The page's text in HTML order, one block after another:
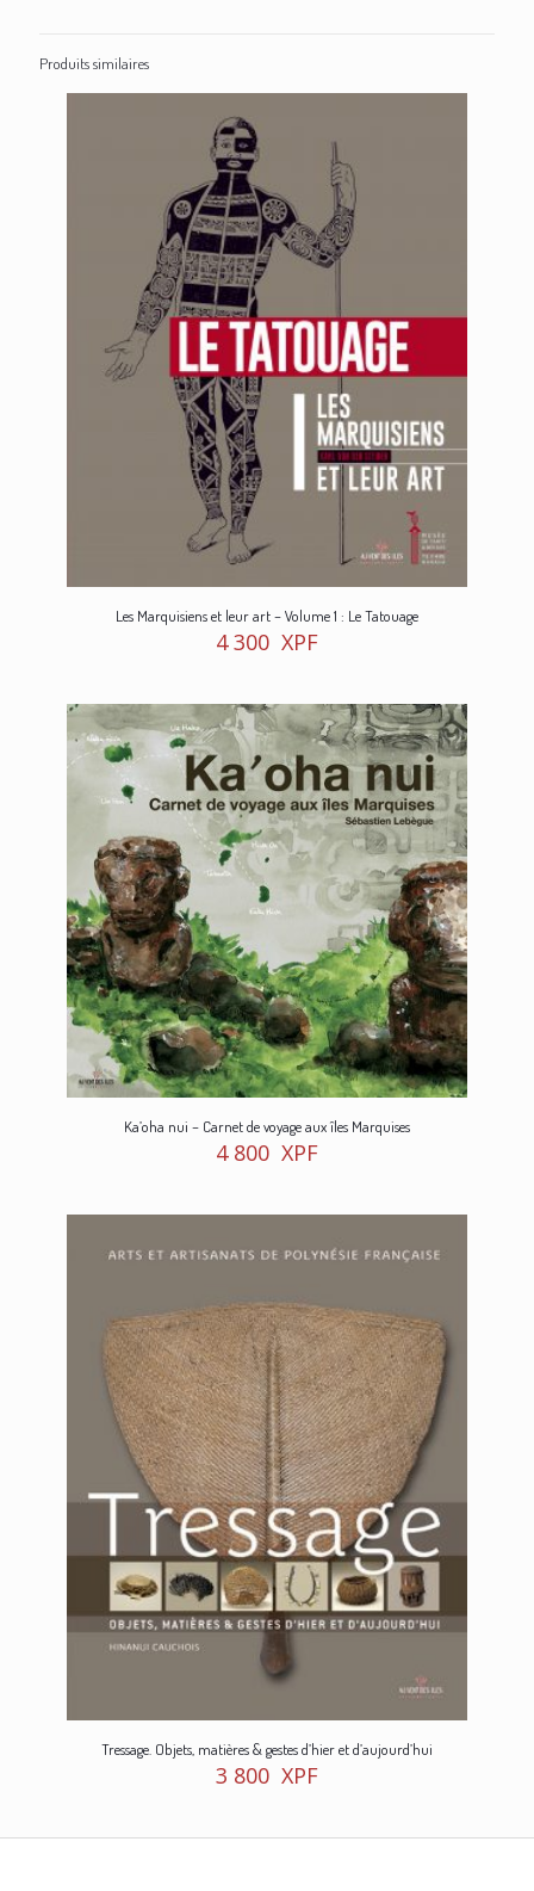
Produits similaires
Les Marquisiens et leur art – Volume 1 : Le Tatouage
4 300 XPF
Ka’oha nui – Carnet de voyage aux îles Marquises
4 800 XPF
Tressage. Objets, matières & gestes d’hier et d’aujourd’hui
3 800 XPF